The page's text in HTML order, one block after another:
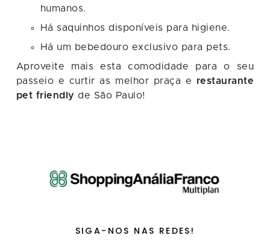
humanos.
Há saquinhos disponíveis para higiene.
Há um bebedouro exclusivo para pets.
Aproveite mais esta comodidade para o seu
passeio e curtir as melhor praça e restaurante
pet friendly de São Paulo!
SIGA-NOS NAS REDES!